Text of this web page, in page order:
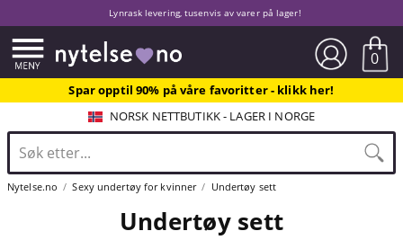
Lynrask levering, tusenvis av varer på lager!
0
Spar opptil 90% på våre favoritter - klikk her!
NORSK NETTBUTIKK - LAGER I NORGE
Nytelse.no Sexy undertøy for kvinner Undertøy sett
Undertøy sett